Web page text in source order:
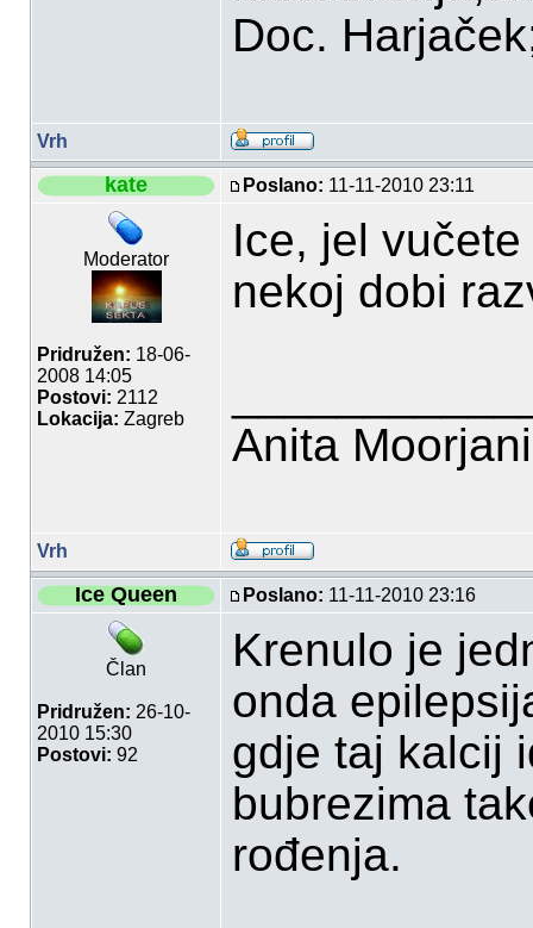
Doc.
Vrh
kate Poslano: 11-11-2010 23:11
Moderator
Pridružen: 18-06-
2008 14:05
Postovi: 2112
Lokacija: Zagreb
Ice, jel
nekoj dobi
Anita
Vrh
Ice Queen Poslano: 11-11-2010 23:16
Član
Pridružen: 26-10-
2010 15:30
Postovi: 92
Krenulo je
onda
gdje taj kalcij
bubrezima
rođenja.